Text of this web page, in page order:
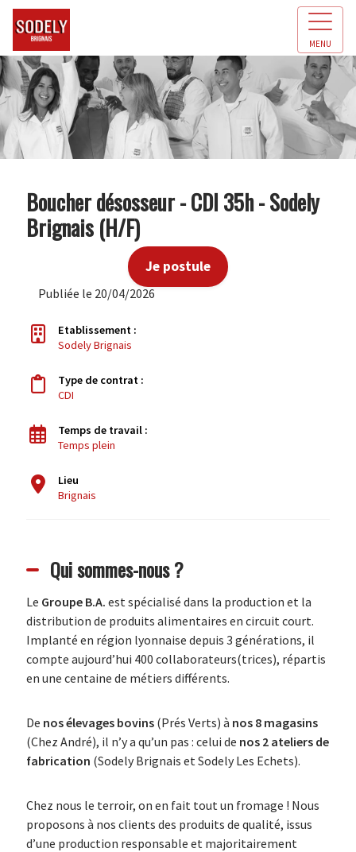
MENU
Boucher désosseur - CDI 35h - Sodely
Brignais (H/F)
Je postule
Publiée le 20/04/2026
Etablissement :
Sodely Brignais
Type de contrat :
CDI
Temps de travail :
Temps plein
Lieu
Brignais
Qui sommes-nous ?
Le Groupe B.A. est spécialisé dans la production et la
distribution de produits alimentaires en circuit court.
Implanté en région lyonnaise depuis 3 générations, il
compte aujourd’hui 400 collaborateurs(trices), répartis
en une centaine de métiers différents.
De nos élevages bovins(Prés Verts) à nos 8 magasins
(Chez André), il n’y a qu’un pas : celui de nos 2 ateliers de
fabrication (Sodely Brignais et Sodely Les Echets).
Chez nous le terroir, on en fait tout un fromage ! Nous
proposons à nos clients des produits de qualité, issus
d’une production responsable et majoritairement